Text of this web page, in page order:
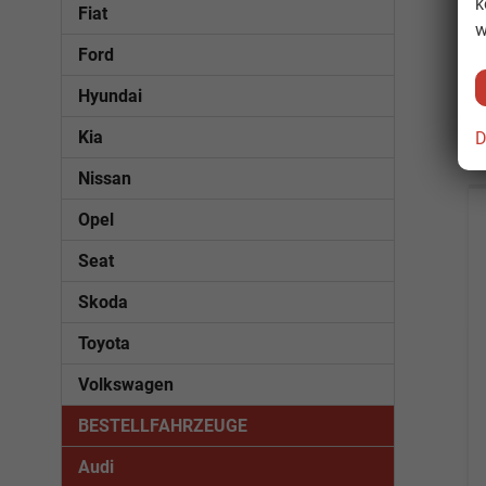
Fiat
Ford
Hyundai
Kia
Nissan
Opel
Seat
Skoda
Toyota
Volkswagen
BESTELLFAHRZEUGE
Audi